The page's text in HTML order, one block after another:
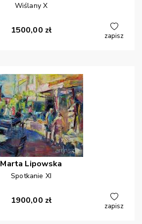
Wiślany X
1500,00 zł
zapisz
Marta Lipowska
Spotkanie XI
1900,00 zł
zapisz